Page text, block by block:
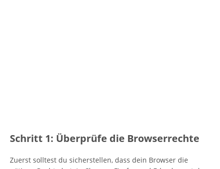
Schritt 1: Überprüfe die Browserrechte
Zuerst solltest du sicherstellen, dass dein Browser die